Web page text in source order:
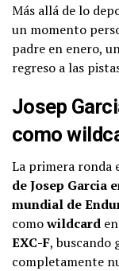
Más allá de lo
un momento
padre en enero,
regreso a las
Josep
como
La primera ronda
de Josep Garcia
mundial de
comowildcard
EXC-F, buscando
completamente